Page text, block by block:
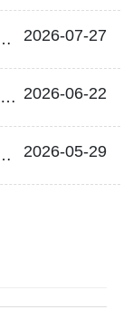
2026-07-27
2026-06-22
2026-05-29